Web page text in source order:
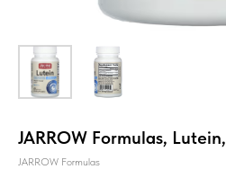
JARROW Formulas,
JARROW Formulas